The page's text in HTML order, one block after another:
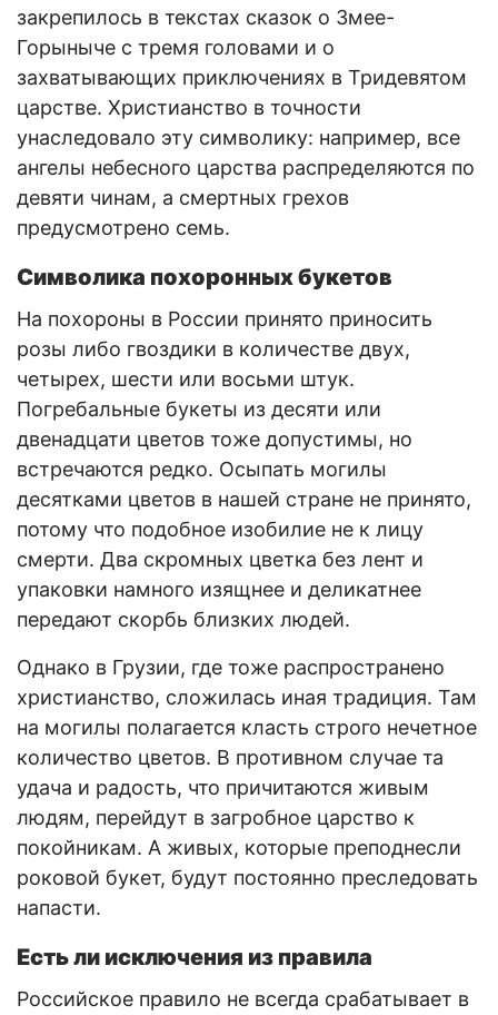
закрепилось в текстах сказок о Змее-
Горыныче с тремя головами и о
захватывающих приключениях в Тридевятом
царстве. Христианство в точности
унаследовало эту символику: например, все
ангелы небесного царства распределяются по
девяти чинам, а смертных грехов
предусмотрено семь.
Символика похоронных букетов
На похороны в России принято приносить
розы либо гвоздики в количестве двух,
четырех, шести или восьми штук.
Погребальные букеты из десяти или
двенадцати цветов тоже допустимы, но
встречаются редко. Осыпать могилы
десятками цветов в нашей стране не принято,
потому что подобное изобилие не к лицу
смерти. Два скромных цветка без лент и
упаковки намного изящнее и деликатнее
передают скорбь близких людей.
Однако в Грузии, где тоже распространено
христианство, сложилась иная традиция. Там
на могилы полагается класть строго нечетное
количество цветов. В противном случае та
удача и радость, что причитаются живым
людям, перейдут в загробное царство к
покойникам. А живых, которые преподнесли
роковой букет, будут постоянно преследовать
напасти.
Есть ли исключения из правила
Российское правило не всегда срабатывает в